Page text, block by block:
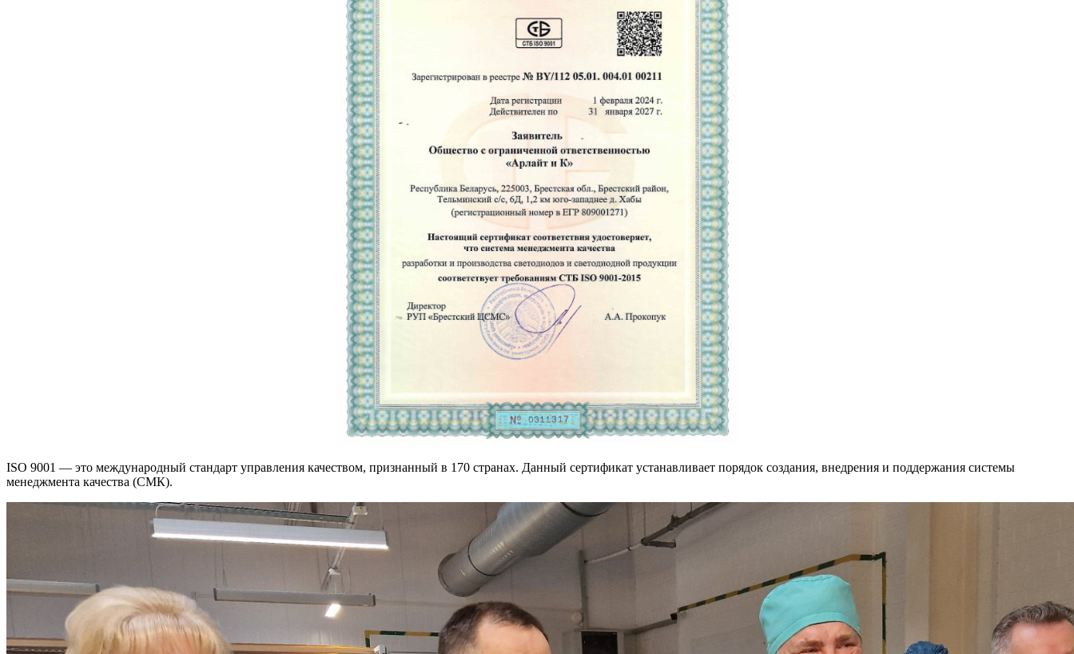
ISO 9001 — это международный стандарт управления качеством, признанный в 170 странах. Данный сертификат устанавливает порядок создания, внедрения и поддержания системы
менеджмента качества (СМК).